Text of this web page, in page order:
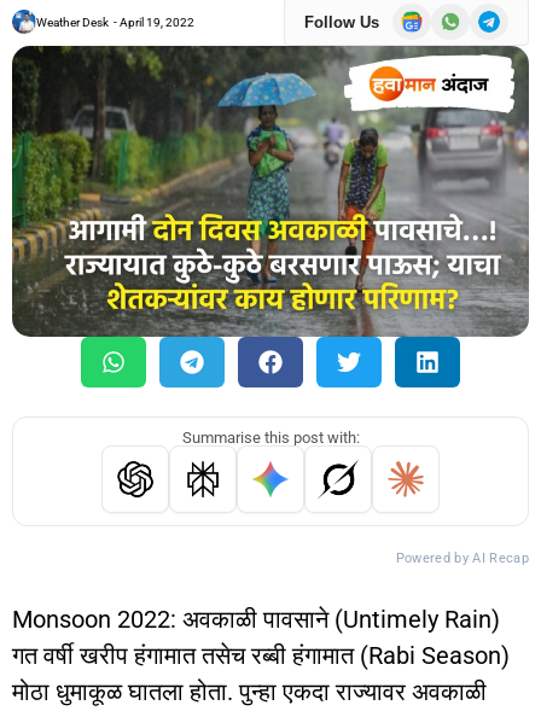
Weather Desk -April 19, 2022 Follow Us
Summarise this post with:
Powered by AI Recap
Monsoon 2022: अवकाळी पावसाने (Untimely Rain)
गत वर्षी खरीप हंगामात तसेच रब्बी हंगामात (Rabi Season)
मोठा धुमाकूळ घातला होता. पुन्हा एकदा राज्यावर अवकाळी